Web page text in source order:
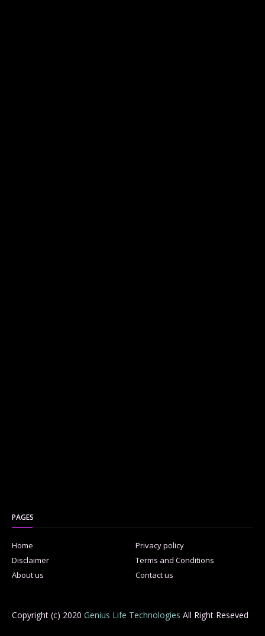
PAGES
Home
Privacy policy
Disclaimer
Terms and Conditions
About us
Contact us
Copyright (c) 2020 Genius Life Technologies All Right Reseved